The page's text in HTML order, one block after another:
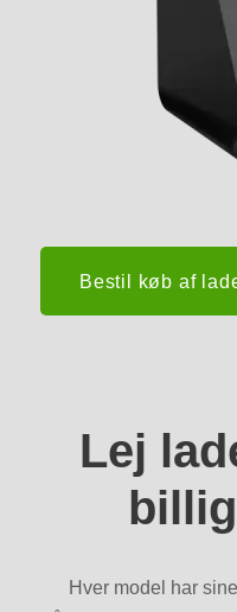
Bestil køb af
Lej
Hver model har